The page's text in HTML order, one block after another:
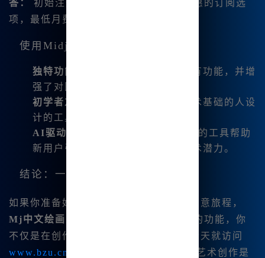
答：
初始注册是免费的，之后有非常实惠的订阅选
项，最低月费仅需9.9元！
使用Midjourney中文版的优势
独特功能
：该平台包含国际版的所有功能，并增
强了对国内互联网用户的性能。
初学者友好
：为了那些没有数字艺术基础的人设
计的工具，使学习曲线非常平缓。
AI驱动的辅助
：像MJ提示助手这样的工具帮助
新用户引导，轻松最大化他们的艺术潜力。
结论：一个新的创意旅程在等待着
如果你准备好踏上充满色彩和想象力的创意旅程，
Mj中文绘画
是理想的平台。凭借其丰富的功能，你
不仅是在创作艺术——你在创造体验。今天就访问
www.bzu.cn
，开始你的冒险，发现数字艺术创作是